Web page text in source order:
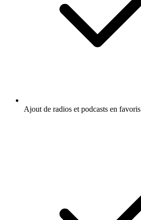
Ajout de radios et podcasts en favoris